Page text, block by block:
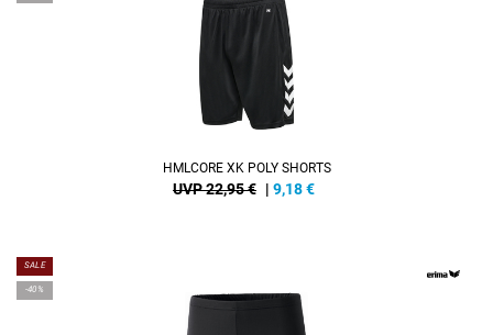
HMLCORE XK POLY SHORTS
UVP 22,95 € | 9,18€
SALE
-40%